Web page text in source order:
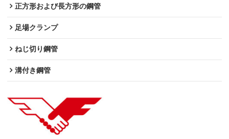
正方形および長方形の鋼管
足場クランプ
ねじ切り鋼管
溝付き鋼管